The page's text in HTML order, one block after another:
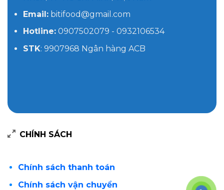
Email:bitifood@gmail.com
Hotline:0907502079 - 0932106534
STK: 9907968 Ngân hàng ACB
CHÍNH SÁCH
Chính sách thanh toán
Chính sách vận chuyển